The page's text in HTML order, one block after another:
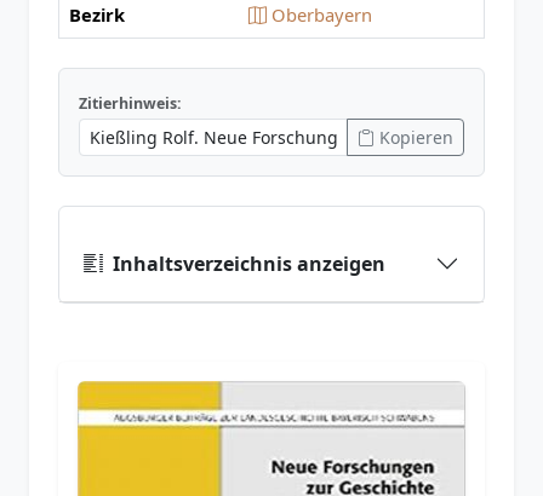
Bezirk Oberbayern
Zitierhinweis:
Kopieren
Inhaltsverzeichnis anzeigen